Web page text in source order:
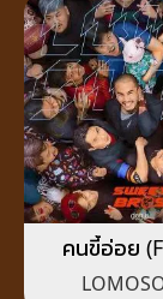
คนขี้อ่อย